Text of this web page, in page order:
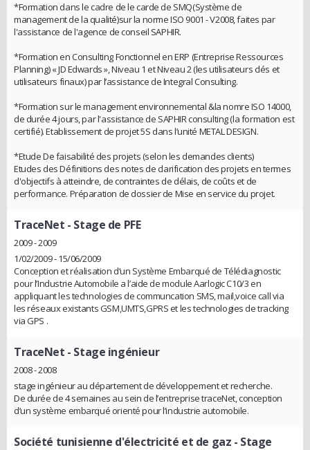
*Formation dans le cadre de le carde de SMQ(Système de
management de la qualité)sur la norme ISO 9001 - V2008, faites par
l'assistance de l'agence de conseil SAPHIR.
*Formation en Consulting Fonctionnel en ERP (Entreprise Ressources
Planning) « JD Edwards », Niveau 1 et Niveau 2 (les utilisateurs clés et
utilisateurs finaux) par l’assistance de Integral Consulting.
*Formation sur le management environnemental &la nomre ISO 14000,
de durée 4 jours, par l'assistance de SAPHIR consulting (la formation est
certifié). Etablissement de projet 5S dans l’unité METAL DESIGN.
*Etude De faisabilité des projets (selon les demandes clients)
Etudes des Définitions des notes de clarification des projets en termes
d'objectifs à atteindre, de contraintes de délais, de coûts et de
performance. Préparation de dossier de Mise en service du projet.
TraceNet - Stage de PFE
2009 - 2009
1/02/2009 - 15/06/2009
Conception et réalisation d’un Système Embarqué de Télédiagnostic
pour l’Industrie Automobile a l’aide de module Aarlogic C10/3 en
appliquant les technologies de communcation SMS, mail,voice call via
les réseaux existants GSM,UMTS,GPRS et les technologies de tracking
via GPS .
TraceNet - Stage ingénieur
2008 - 2008
stage ingénieur au département de développement et recherche.
De durée de 4 semaines au sein de l’entreprise traceNet, conception
d’un système embarqué orienté pour l’industrie automobile.
Société tunisienne d'électricité et de gaz - Stage